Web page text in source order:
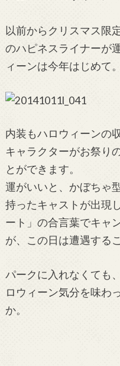
以前からクリスマス限
のハピネスライナーが
ィーンは今年はじめて。
内装もハロウィーンの
キャラクターがお祭り
とができます。
運がいいと、かぼちゃ
持ったキャストが出現
ート」の合言葉でキャ
が、この日は遭遇する
パークに入れなくても
ロウィーン気分を味わ
か。